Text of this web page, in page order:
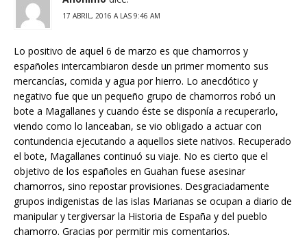
17 ABRIL, 2016 A LAS 9:46 AM
Lo positivo de aquel 6 de marzo es que chamorros y
españoles intercambiaron desde un primer momento sus
mercancías, comida y agua por hierro. Lo anecdótico y
negativo fue que un pequeño grupo de chamorros robó un
bote a Magallanes y cuando éste se disponía a recuperarlo,
viendo como lo lanceaban, se vio obligado a actuar con
contundencia ejecutando a aquellos siete nativos. Recuperado
el bote, Magallanes continuó su viaje. No es cierto que el
objetivo de los españoles en Guahan fuese asesinar
chamorros, sino repostar provisiones. Desgraciadamente
grupos indigenistas de las islas Marianas se ocupan a diario de
manipular y tergiversar la Historia de España y del pueblo
chamorro. Gracias por permitir mis comentarios.